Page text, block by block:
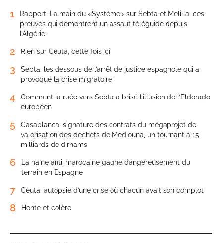
1
Rapport. La main du «Système» sur Sebta et Melilla: ces
preuves qui démontrent un assaut téléguidé depuis
l’Algérie
2 Rien sur Ceuta, cette fois-ci
3
Sebta: les dessous de l’arrêt de justice espagnole qui a
provoqué la crise migratoire
4
Comment la ruée vers Sebta a brisé l’illusion de l’Eldorado
européen
5
Casablanca: signature des contrats du mégaprojet de
valorisation des déchets de Médiouna, un tournant à 15
milliards de dirhams
6
La haine anti-marocaine gagne dangereusement du
terrain en Espagne
7 Ceuta: autopsie d’une crise où chacun avait son complot
8 Honte et colère